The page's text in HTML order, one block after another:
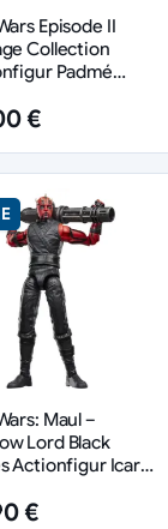
Episode II
Collection
Padmé
€
Maul –
Lord Black
Actionfigur Icarus
€